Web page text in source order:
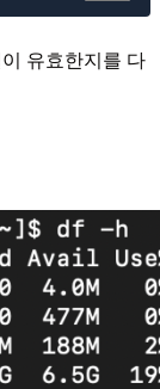
유효한지를 다